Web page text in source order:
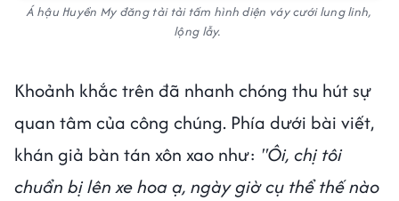
Á hậu Huyền My đăng tải tải tấm hình diện váy cưới lung linh,
lộng lẫy.
Khoảnh khắc trên đã nhanh chóng thu hút sự
quan tâm của công chúng. Phía dưới bài viết,
khán giả bàn tán xôn xao như: "Ôi, chị tôi
chuẩn bị lên xe hoa ạ, ngày giờ cụ thể thế nào